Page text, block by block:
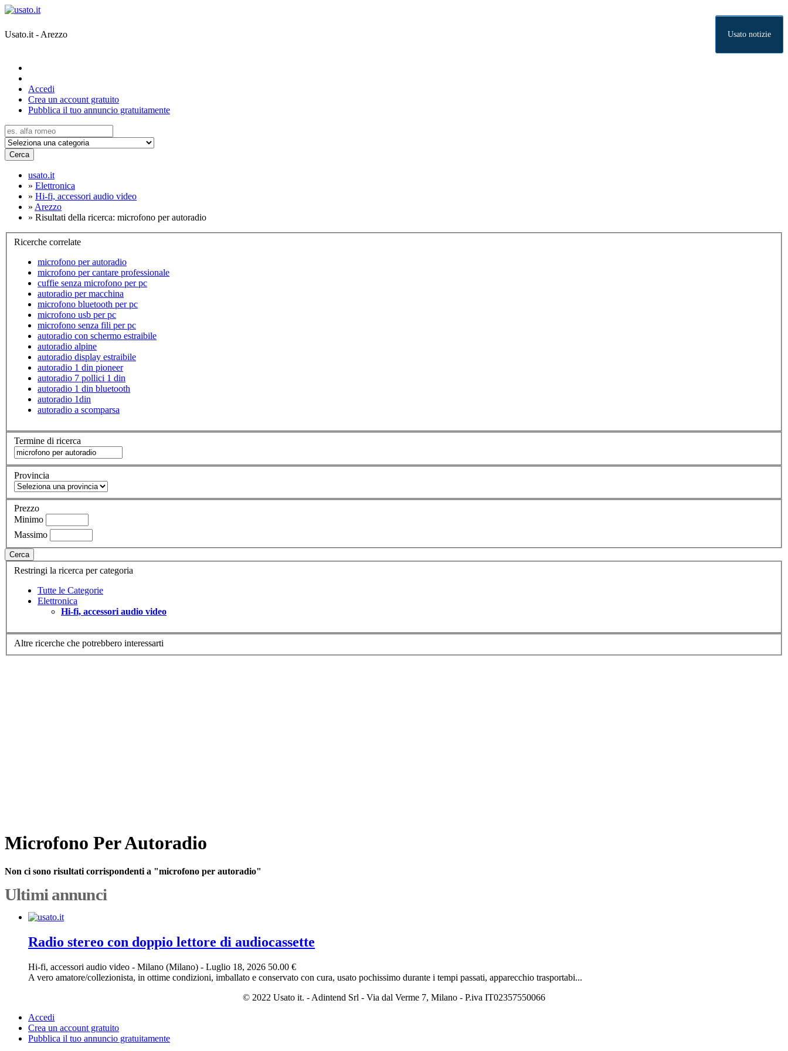
Usato.it - Arezzo Usato notizie
Accedi
Crea un account gratuito
Pubblica il tuo annuncio gratuitamente
Cerca
usato.it
» Elettronica
» Hi-fi, accessori audio video
» Arezzo
» Risultati della ricerca: microfono per autoradio
Ricerche correlate
microfono per autoradio
microfono per cantare professionale
cuffie senza microfono per pc
autoradio per macchina
microfono bluetooth per pc
microfono usb per pc
microfono senza fili per pc
autoradio con schermo estraibile
autoradio alpine
autoradio display estraibile
autoradio 1 din pioneer
autoradio 7 pollici 1 din
autoradio 1 din bluetooth
autoradio 1din
autoradio a scomparsa
Termine di ricerca
Provincia
Prezzo
Minimo
Massimo
Cerca
Restringi la ricerca per categoria
Tutte le Categorie
Elettronica
Hi-fi, accessori audio video
Altre ricerche che potrebbero interessarti
Microfono Per Autoradio
Non ci sono risultati corrispondenti a "microfono per autoradio"
Ultimi annunci
Radio stereo con doppio lettore di audiocassette
Hi-fi, accessori audio video - Milano (Milano) - Luglio 18, 2026 50.00 €
A vero amatore/collezionista, in ottime condizioni, imballato e conservato con cura, usato pochissimo durante i tempi passati, apparecchio trasportabi...
© 2022 Usato it. - Adintend Srl - Via dal Verme 7, Milano - P.iva IT02357550066
Accedi
Crea un account gratuito
Pubblica il tuo annuncio gratuitamente